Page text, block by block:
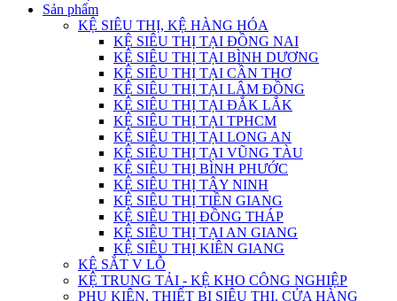
Sản phẩm
KỆ SIÊU THỊ, KỆ HÀNG HÓA
KỆ SIÊU THỊ TẠI ĐỒNG NAI
KỆ SIÊU THỊ TẠI BÌNH DƯƠNG
KỆ SIÊU THỊ TẠI CẦN THƠ
KỆ SIÊU THỊ TẠI LÂM ĐỒNG
KỆ SIÊU THỊ TẠI ĐẮK LẮK
KỆ SIÊU THỊ TẠI TPHCM
KỆ SIÊU THỊ TẠI LONG AN
KỆ SIÊU THỊ TẠI VŨNG TÀU
KỆ SIÊU THỊ BÌNH PHƯỚC
KỆ SIÊU THỊ TÂY NINH
KỆ SIÊU THỊ TIỀN GIANG
KỆ SIÊU THỊ ĐỒNG THÁP
KỆ SIÊU THỊ TẠI AN GIANG
KỆ SIÊU THỊ KIÊN GIANG
KỆ SẮT V LỖ
KỆ TRUNG TẢI - KỆ KHO CÔNG NGHIỆP
PHỤ KIỆN, THIẾT BỊ SIÊU THỊ, CỬA HÀNG